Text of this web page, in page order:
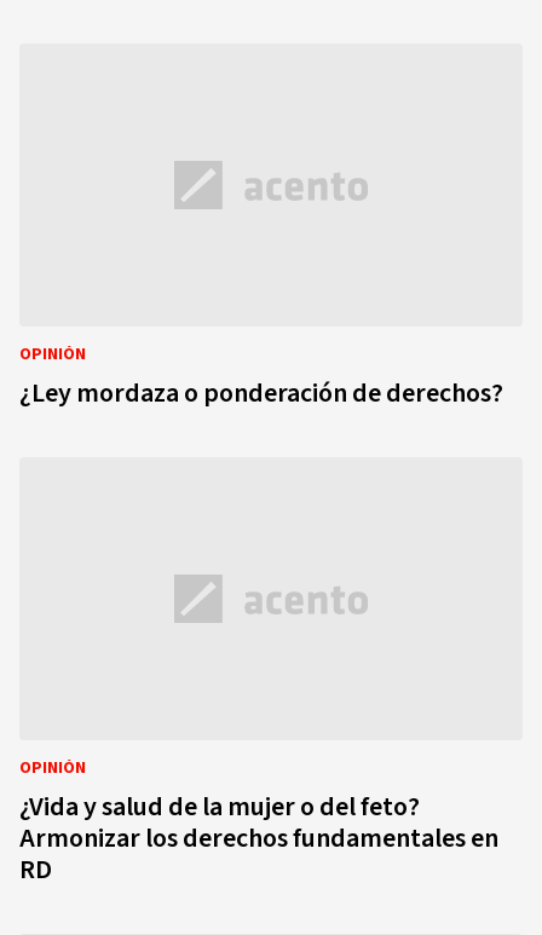
OPINIÓN
¿Ley mordaza o ponderación de derechos?
OPINIÓN
¿Vida y salud de la mujer o del feto?
Armonizar los derechos fundamentales en
RD